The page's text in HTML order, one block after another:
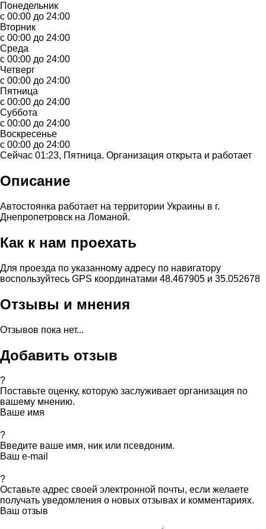
Понедельник
с 00:00 до 24:00
Вторник
с 00:00 до 24:00
Среда
с 00:00 до 24:00
Четверг
с 00:00 до 24:00
Пятница
с 00:00 до 24:00
Суббота
с 00:00 до 24:00
Воскресенье
с 00:00 до 24:00
Сейчас 01:23, Пятница. Организация открыта и работает
Описание
Автостоянка работает на территории Украины в г.
Днепропетровск на Ломаной.
Как к нам проехать
Для проезда по указанному адресу по навигатору
воспользуйтесь GPS координатами 48.467905 и 35.052678
Отзывы и мнения
Отзывов пока нет...
Добавить отзыв
?
Поставьте оценку, которую заслуживает организация по
вашему мнению.
Ваше имя
?
Введите ваше имя, ник или псевдоним.
Ваш e-mail
?
Оставьте адрес своей электронной почты, если желаете
получать уведомления о новых отзывах и комментариях.
Ваш отзыв